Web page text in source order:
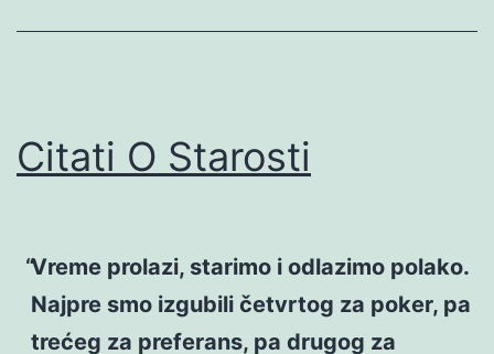
Citati O Starosti
Vreme prolazi, starimo i odlazimo polako.
Najpre smo izgubili četvrtog za poker, pa
trećeg za preferans, pa drugog za